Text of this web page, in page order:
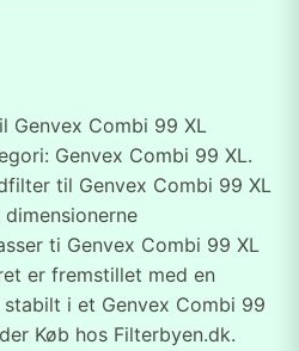
Genvex Combi 99 XL
Genvex Combi 99 XL.
til Genvex Combi 99 XL
ti Genvex Combi 99 XL
er fremstillet med en
i et Genvex Combi 99
Køb hos Filterbyen.dk.